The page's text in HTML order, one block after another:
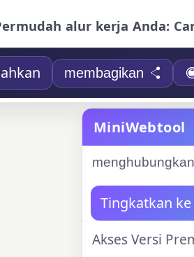
alur kerja Anda:
membagikan
MiniWebtool
Tingkatkan
Akses Versi